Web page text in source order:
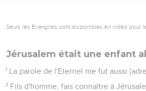
Seuls les Évangiles sont disponibles en vidéo pour
Jérusalem était une enfant
1 La parole de l'Eternel me fut aussi
2 Fils d'homme, fais connaître à